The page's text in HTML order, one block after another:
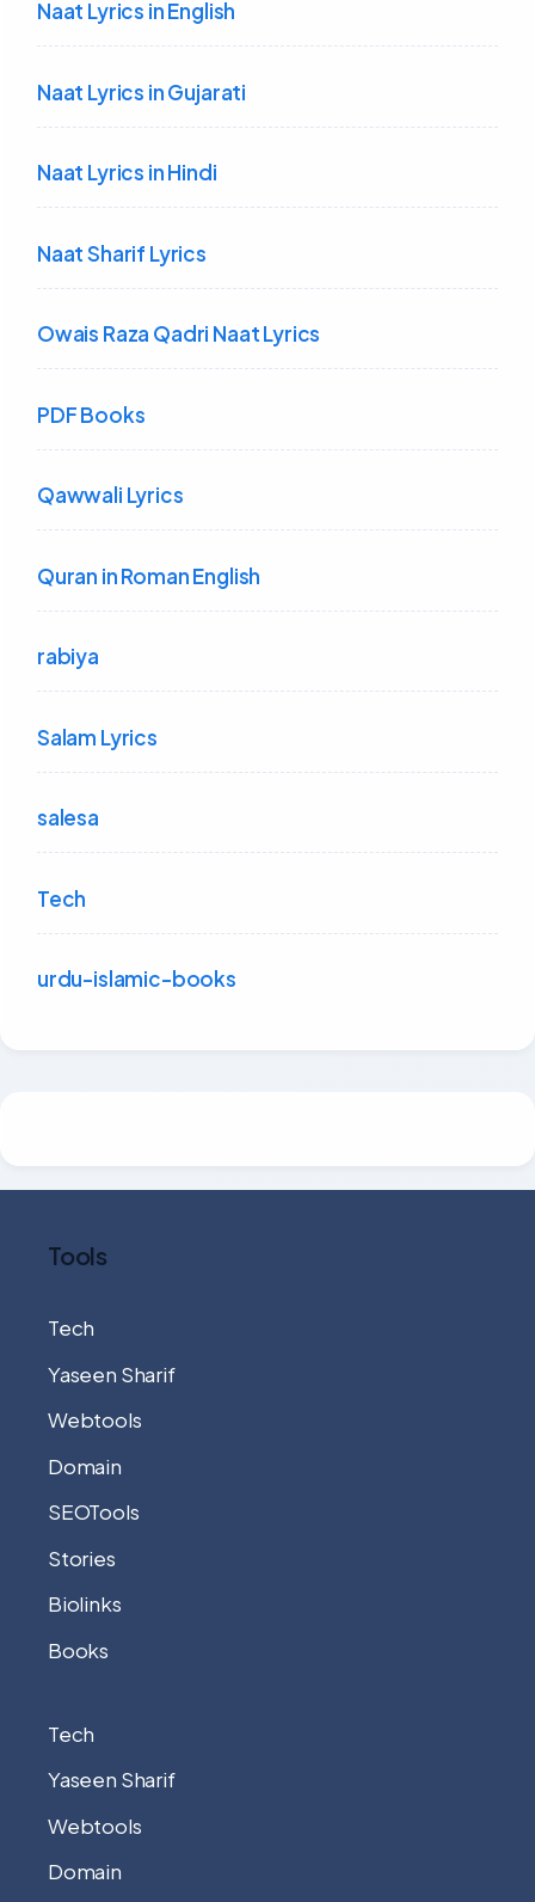
Naat Lyrics in English
Naat Lyrics in Gujarati
Naat Lyrics in Hindi
Naat Sharif Lyrics
Owais Raza Qadri Naat Lyrics
PDF Books
Qawwali Lyrics
Quran in Roman English
rabiya
Salam Lyrics
salesa
Tech
urdu-islamic-books
Tools
Tech
Yaseen Sharif
Webtools
Domain
SEOTools
Stories
Biolinks
Books
Tech
Yaseen Sharif
Webtools
Domain